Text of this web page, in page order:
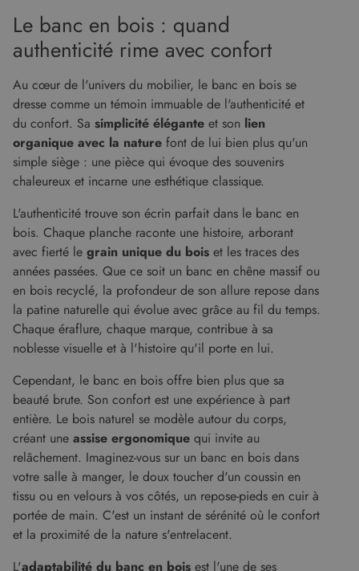
Le banc en bois : quand
authenticité rime avec confort
Au cœur de l'univers du mobilier, le banc en bois se
dresse comme un témoin immuable de l'authenticité et
du confort. Sa simplicité élégante et son lien
organique avec la nature font de lui bien plus qu'un
simple siège : une pièce qui évoque des souvenirs
chaleureux et incarne une esthétique classique.
L'authenticité trouve son écrin parfait dans le banc en
bois. Chaque planche raconte une histoire, arborant
avec fierté le grain unique du bois et les traces des
années passées. Que ce soit un banc en chêne massif ou
en bois recyclé, la profondeur de son allure repose dans
la patine naturelle qui évolue avec grâce au fil du temps.
Chaque éraflure, chaque marque, contribue à sa
noblesse visuelle et à l'histoire qu'il porte en lui.
Cependant, le banc en bois offre bien plus que sa
beauté brute. Son confort est une expérience à part
entière. Le bois naturel se modèle autour du corps,
créant une assise ergonomique qui invite au
relâchement. Imaginez-vous sur un banc en bois dans
votre salle à manger, le doux toucher d'un coussin en
tissu ou en velours à vos côtés, un repose-pieds en cuir à
portée de main. C'est un instant de sérénité où le confort
et la proximité de la nature s'entrelacent.
L'adaptabilité du banc en bois est l'une de ses